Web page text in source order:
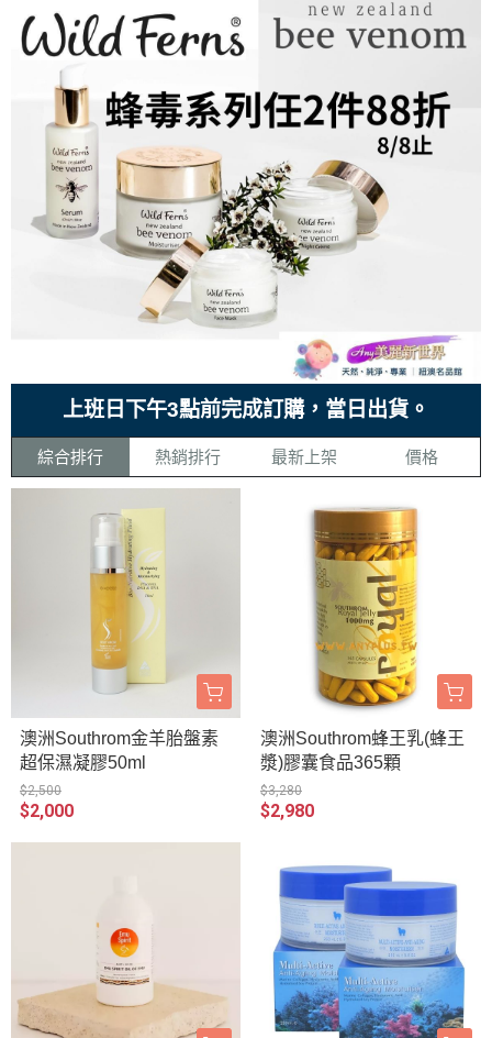
上班日下午3點前完成訂購，當日出貨。
綜合排行 熱銷排行 最新上架 價格
澳洲Southrom金羊胎盤素
超保濕凝膠50ml
$2,500
$2,000
澳洲Southrom蜂王乳(蜂王
漿)膠囊食品365顆
$3,280
$2,980